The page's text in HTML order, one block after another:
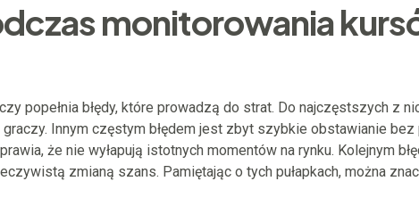
monitorowania
popełnia błędy, które prowadzą do strat. Do najczęstszych z
Innym częstym błędem jest zbyt szybkie obstawianie
że nie wyłapują istotnych momentów na rynku. Kolejnym
zmianą szans. Pamiętając o tych pułapkach, można